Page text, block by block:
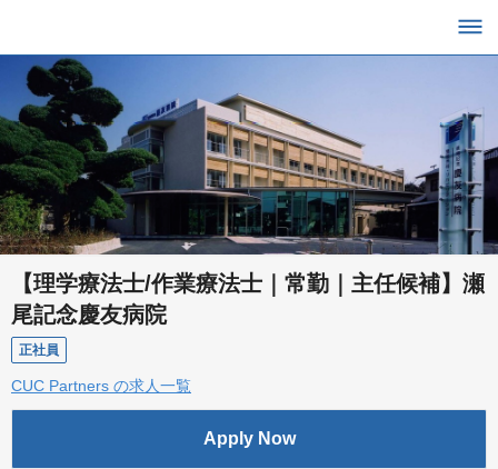
【理学療法士/作業療法士｜常勤｜主任候補】瀬
尾記念慶友病院
正社員
CUC Partners の求人一覧
Apply Now